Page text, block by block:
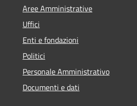
Aree Amministrative
Uffici
Enti e fondazioni
Politici
Personale Amministrativo
Documenti e dati